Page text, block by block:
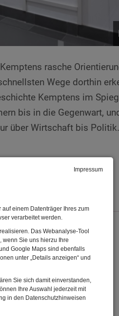
Impressum
einem Datenträger Ihres zum
verarbeitet werden.
Das Webanalyse-Tool
wenn Sie uns hierzu Ihre
Google Maps sind ebenfalls
unter „Details anzeigen“ und
Sie sich damit einverstanden,
Ihre Auswahl jederzeit mit
in den Datenschutzhinweisen
rasche
Wege dorthin
Kemptens im
bis in die Gegenwart,
über Wirtschaft bis Politik.